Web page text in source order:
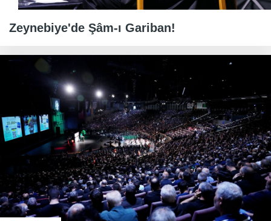
Zeynebiye'de Şâm-ı Gariban!